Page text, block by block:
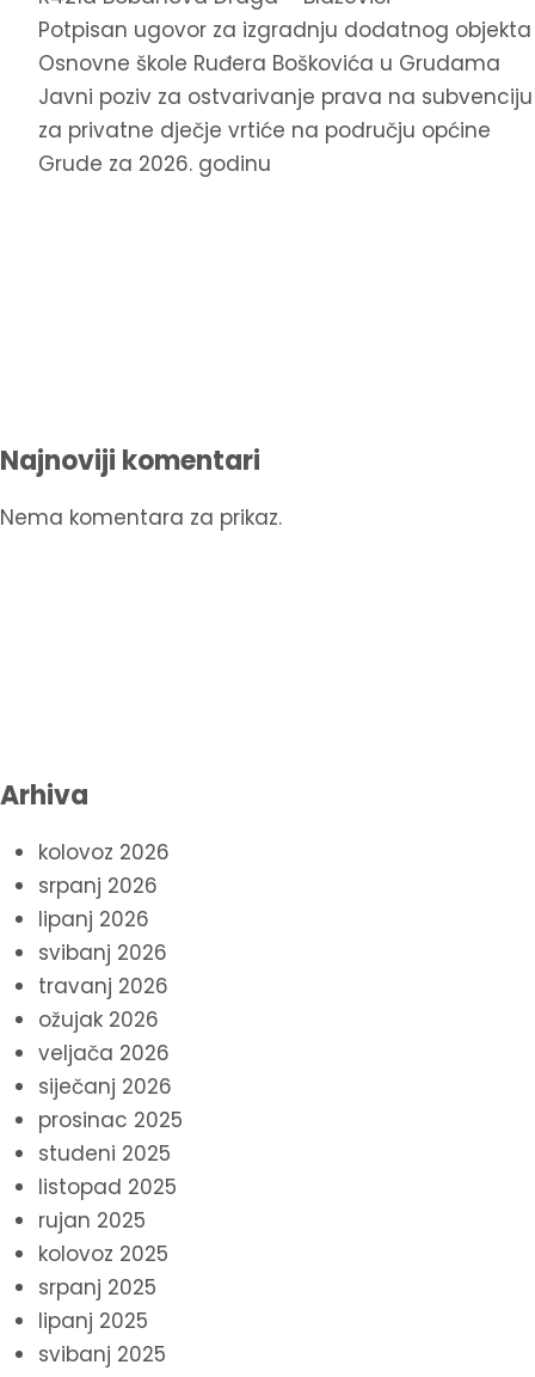
Potpisan ugovor za izgradnju dodatnog objekta
Osnovne škole Ruđera Boškovića u Grudama
Javni poziv za ostvarivanje prava na subvenciju
za privatne dječje vrtiće na području općine
Grude za 2026. godinu
Najnoviji komentari
Nema komentara za prikaz.
Arhiva
kolovoz 2026
srpanj 2026
lipanj 2026
svibanj 2026
travanj 2026
ožujak 2026
veljača 2026
siječanj 2026
prosinac 2025
studeni 2025
listopad 2025
rujan 2025
kolovoz 2025
srpanj 2025
lipanj 2025
svibanj 2025